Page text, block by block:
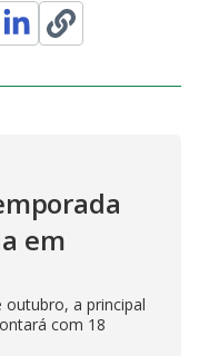
em
a principal
com 18